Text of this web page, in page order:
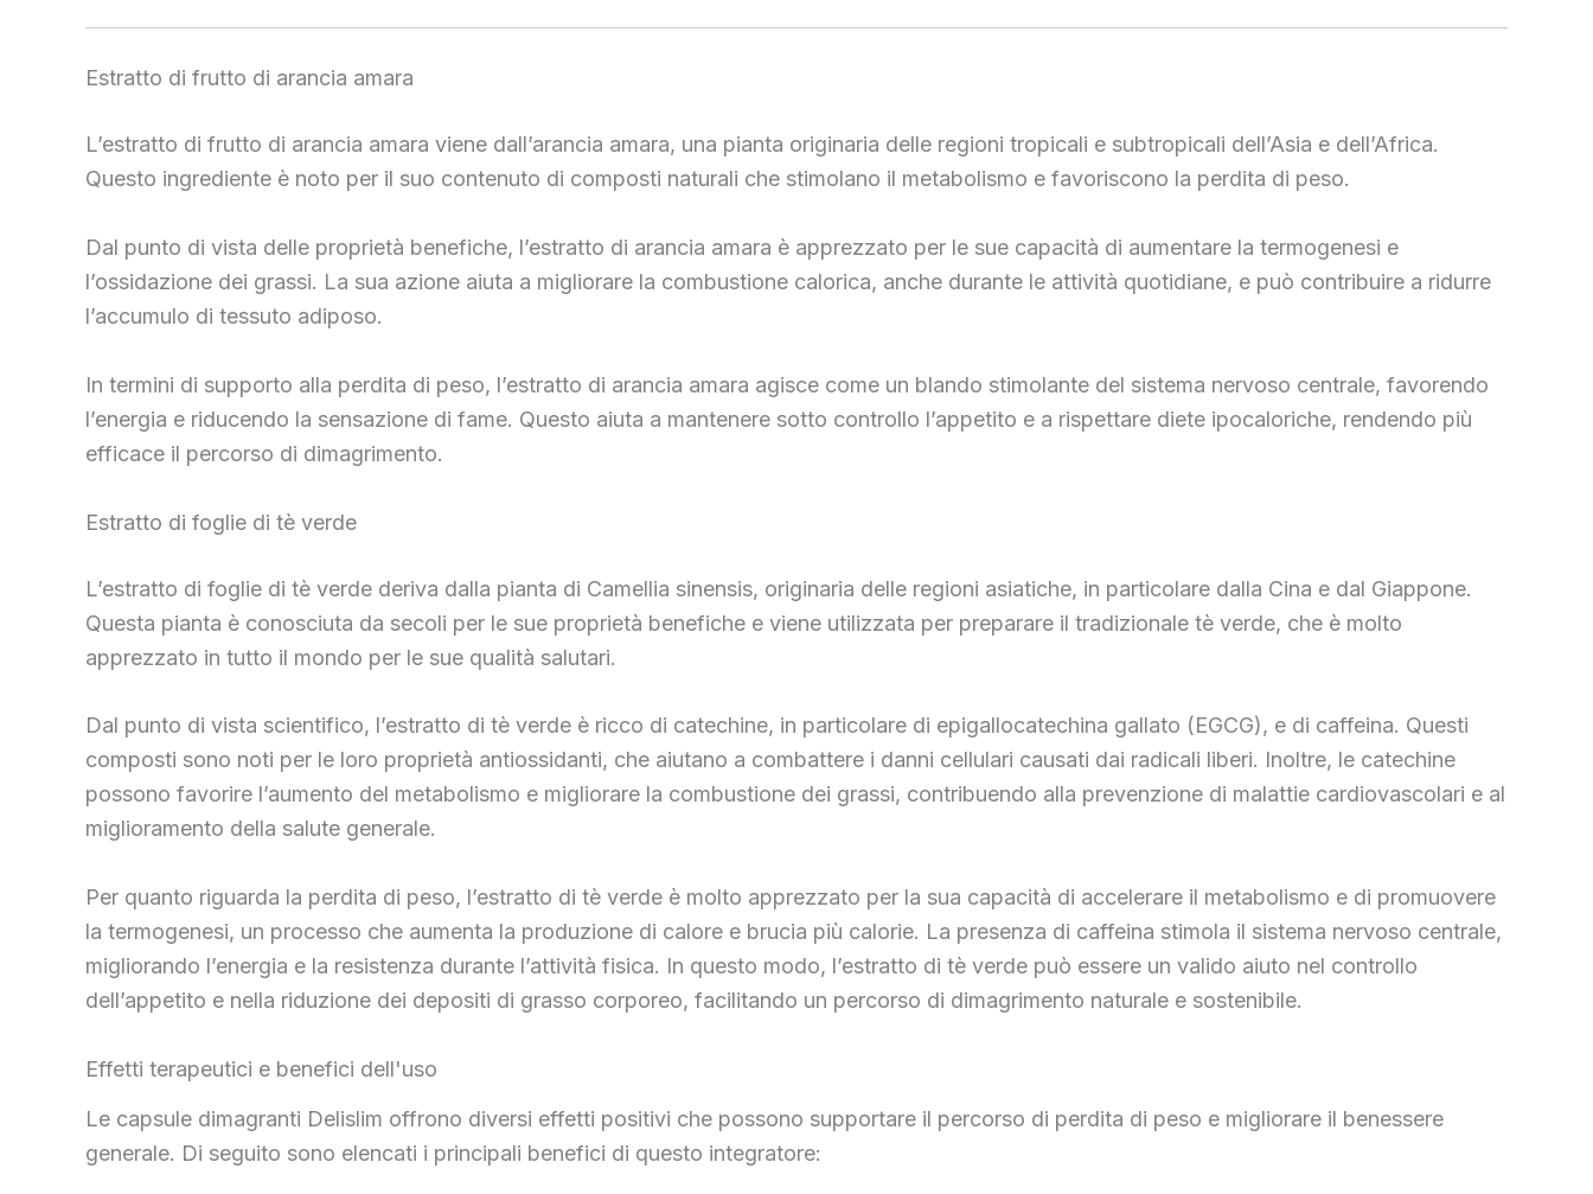
Estratto di frutto di arancia amara
L’estratto di frutto di arancia amara viene dall’arancia amara, una pianta originaria delle regioni tropicali e subtropicali dell’Asia e dell’Africa.
Questo ingrediente è noto per il suo contenuto di composti naturali che stimolano il metabolismo e favoriscono la perdita di peso.
Dal punto di vista delle proprietà benefiche, l’estratto di arancia amara è apprezzato per le sue capacità di aumentare la termogenesi e
l’ossidazione dei grassi. La sua azione aiuta a migliorare la combustione calorica, anche durante le attività quotidiane, e può contribuire a ridurre
l’accumulo di tessuto adiposo.
In termini di supporto alla perdita di peso, l’estratto di arancia amara agisce come un blando stimolante del sistema nervoso centrale, favorendo
l’energia e riducendo la sensazione di fame. Questo aiuta a mantenere sotto controllo l’appetito e a rispettare diete ipocaloriche, rendendo più
efficace il percorso di dimagrimento.
Estratto di foglie di tè verde
L’estratto di foglie di tè verde deriva dalla pianta di Camellia sinensis, originaria delle regioni asiatiche, in particolare dalla Cina e dal Giappone.
Questa pianta è conosciuta da secoli per le sue proprietà benefiche e viene utilizzata per preparare il tradizionale tè verde, che è molto
apprezzato in tutto il mondo per le sue qualità salutari.
Dal punto di vista scientifico, l’estratto di tè verde è ricco di catechine, in particolare di epigallocatechina gallato (EGCG), e di caffeina. Questi
composti sono noti per le loro proprietà antiossidanti, che aiutano a combattere i danni cellulari causati dai radicali liberi. Inoltre, le catechine
possono favorire l’aumento del metabolismo e migliorare la combustione dei grassi, contribuendo alla prevenzione di malattie cardiovascolari e al
miglioramento della salute generale.
Per quanto riguarda la perdita di peso, l’estratto di tè verde è molto apprezzato per la sua capacità di accelerare il metabolismo e di promuovere
la termogenesi, un processo che aumenta la produzione di calore e brucia più calorie. La presenza di caffeina stimola il sistema nervoso centrale,
migliorando l’energia e la resistenza durante l’attività fisica. In questo modo, l’estratto di tè verde può essere un valido aiuto nel controllo
dell’appetito e nella riduzione dei depositi di grasso corporeo, facilitando un percorso di dimagrimento naturale e sostenibile.
Effetti terapeutici e benefici dell'uso
Le capsule dimagranti Delislim offrono diversi effetti positivi che possono supportare il percorso di perdita di peso e migliorare il benessere
generale. Di seguito sono elencati i principali benefici di questo integratore: